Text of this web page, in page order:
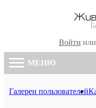
Войти или
МЕНЮ
Галереи пользователей